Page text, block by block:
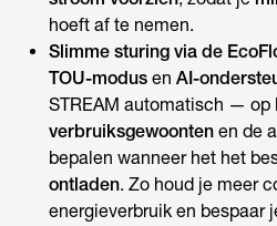
hoeft af te nemen.
Slimme sturing via de
TOU-modus en AI-
STREAM automatisch — op
verbruiksgewoonten en de
bepalen wanneer het het
ontladen. Zo houd je meer
energieverbruik en bespaar